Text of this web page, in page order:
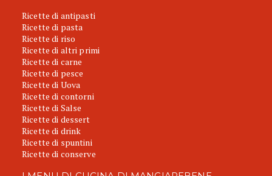
Ricette di antipasti
Ricette di pasta
Ricette di riso
Ricette di altri primi
Ricette di carne
Ricette di pesce
Ricette di Uova
Ricette di contorni
Ricette di Salse
Ricette di dessert
Ricette di drink
Ricette di spuntini
Ricette di conserve